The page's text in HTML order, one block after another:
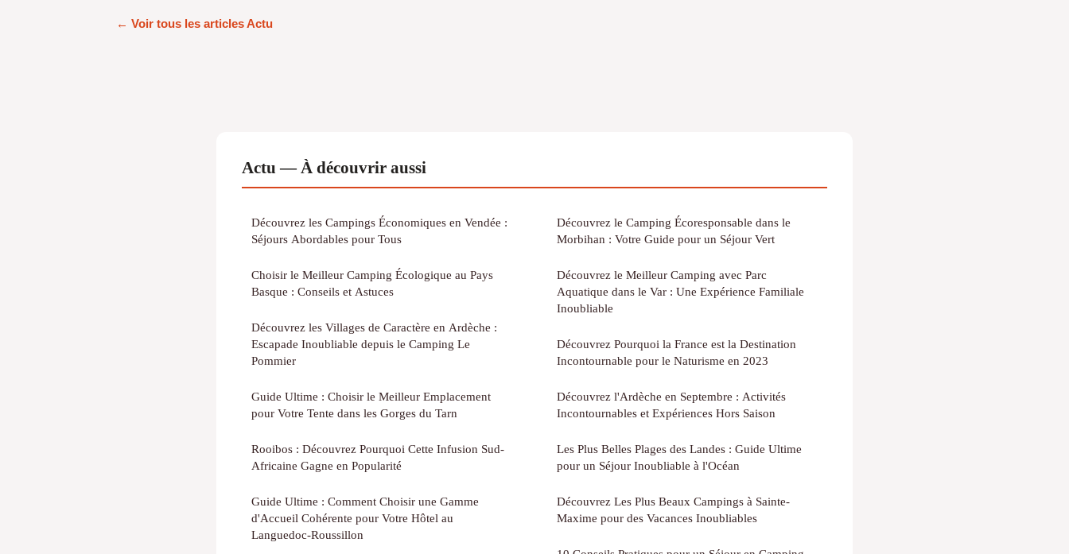
← Voir tous les articles Actu
Actu — À découvrir aussi
Découvrez les Campings Économiques en Vendée :
Séjours Abordables pour Tous
Choisir le Meilleur Camping Écologique au Pays
Basque : Conseils et Astuces
Découvrez les Villages de Caractère en Ardèche :
Escapade Inoubliable depuis le Camping Le
Pommier
Guide Ultime : Choisir le Meilleur Emplacement
pour Votre Tente dans les Gorges du Tarn
Rooibos : Découvrez Pourquoi Cette Infusion Sud-
Africaine Gagne en Popularité
Guide Ultime : Comment Choisir une Gamme
d'Accueil Cohérente pour Votre Hôtel au
Languedoc-Roussillon
Découvrez le Camping Écoresponsable dans le
Morbihan : Votre Guide pour un Séjour Vert
Découvrez le Meilleur Camping avec Parc
Aquatique dans le Var : Une Expérience Familiale
Inoubliable
Découvrez Pourquoi la France est la Destination
Incontournable pour le Naturisme en 2023
Découvrez l'Ardèche en Septembre : Activités
Incontournables et Expériences Hors Saison
Les Plus Belles Plages des Landes : Guide Ultime
pour un Séjour Inoubliable à l'Océan
Découvrez Les Plus Beaux Campings à Sainte-
Maxime pour des Vacances Inoubliables